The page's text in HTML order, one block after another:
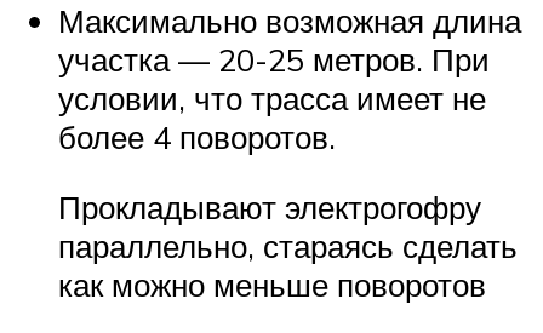
Максимально возможная длина
участка — 20-25 метров. При
условии, что трасса имеет не
более 4 поворотов.
Прокладывают электрогофру
параллельно, стараясь сделать
как можно меньше поворотов